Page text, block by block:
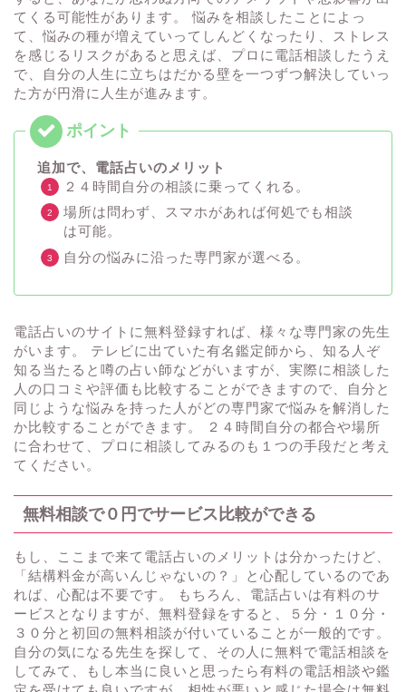
てくる可能性があります。 悩みを相談したことによっ
て、悩みの種が増えていってしんどくなったり、ストレス
を感じるリスクがあると思えば、プロに電話相談したうえ
で、自分の人生に立ちはだかる壁を一つずつ解決していっ
た方が円滑に人生が進みます。
追加で、電話占いのメリット
２４時間自分の相談に乗ってくれる。
場所は問わず、スマホがあれば何処でも相談
は可能。
自分の悩みに沿った専門家が選べる。
電話占いのサイトに無料登録すれば、様々な専門家の先生
がいます。 テレビに出ていた有名鑑定師から、知る人ぞ
知る当たると噂の占い師などがいますが、実際に相談した
人の口コミや評価も比較することができますので、自分と
同じような悩みを持った人がどの専門家で悩みを解消した
か比較することができます。 ２４時間自分の都合や場所
に合わせて、プロに相談してみるのも１つの手段だと考え
てください。
無料相談で０円でサービス比較ができる
もし、ここまで来て電話占いのメリットは分かったけど、
「結構料金が高いんじゃないの？」と心配しているのであ
れば、心配は不要です。 もちろん、電話占いは有料のサ
ービスとなりますが、無料登録をすると、５分・１０分・
３０分と初回の無料相談が付いていることが一般的です。
自分の気になる先生を探して、その人に無料で電話相談を
してみて、もし本当に良いと思ったら有料の電話相談や鑑